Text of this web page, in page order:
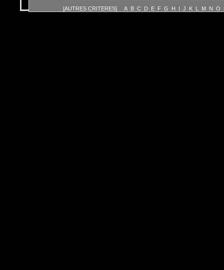
[AUTRES CRITERES] A B C D E F G H I J K L M N O